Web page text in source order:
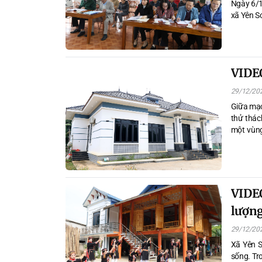
Ngày 6/
xã Yên
29/12/
Giữa
thử
một
29/12/
Xã Yên
sống.